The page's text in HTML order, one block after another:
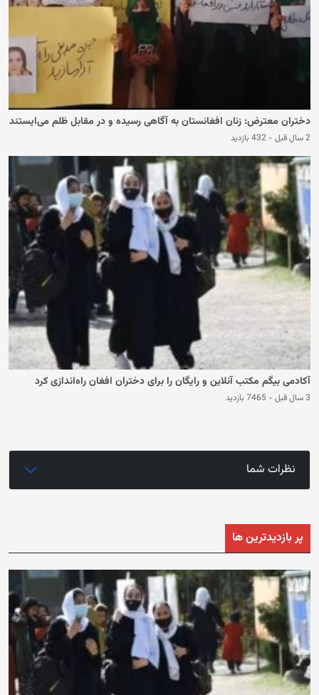
دختران معترض: زنان افغانستان به آگاهی رسیده و در مقابل ظلم می‌ایستند
2 سال قبل - 432 بازدید
آکادمی بیگم مکتب آنلاین و رایگان را برای دختران افغان راه‌اندازی کرد
3 سال قبل - 7465 بازدید
نظرات شما
پر بازدیدترین ها